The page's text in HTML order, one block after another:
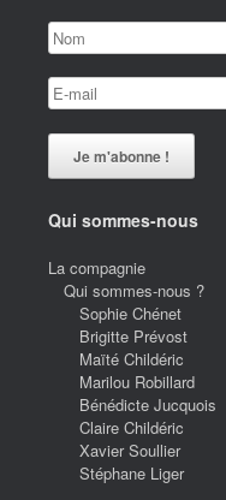
Qui sommes-nous
La compagnie
Qui sommes-nous ?
Sophie Chénet
Brigitte Prévost
Maïté Childéric
Marilou Robillard
Bénédicte Jucquois
Claire Childéric
Xavier Soullier
Stéphane Liger